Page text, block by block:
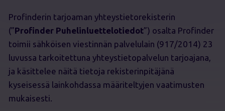
Profinderin tarjoaman yhteystietorekisterin
(”Profinder Puhelinluettelotiedot”) osalta Profinder
toimii sähköisen viestinnän palvelulain (917/2014) 23
luvussa tarkoitettuna yhteystietopalvelun tarjoajana,
ja käsittelee näitä tietoja rekisterinpitäjänä
kyseisessä lainkohdassa määriteltyjen vaatimusten
mukaisesti.